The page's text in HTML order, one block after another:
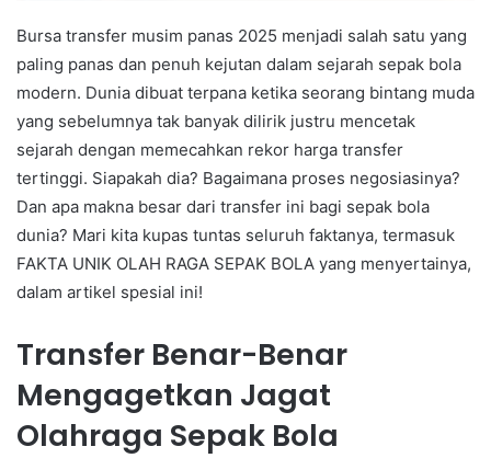
Bursa transfer musim panas 2025 menjadi salah satu yang
paling panas dan penuh kejutan dalam sejarah sepak bola
modern. Dunia dibuat terpana ketika seorang bintang muda
yang sebelumnya tak banyak dilirik justru mencetak
sejarah dengan memecahkan rekor harga transfer
tertinggi. Siapakah dia? Bagaimana proses negosiasinya?
Dan apa makna besar dari transfer ini bagi sepak bola
dunia? Mari kita kupas tuntas seluruh faktanya, termasuk
FAKTA UNIK OLAH RAGA SEPAK BOLA yang menyertainya,
dalam artikel spesial ini!
Transfer Benar-Benar
Mengagetkan Jagat
Olahraga Sepak Bola